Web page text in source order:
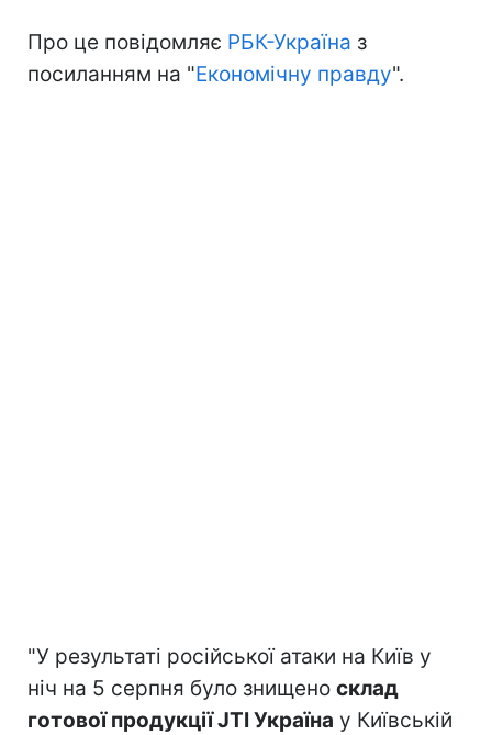
Про це повідомляє РБК-Україна з
посиланням на "Економічну правду".
"У результаті російської атаки на Київ у
ніч на 5 серпня було знищено склад
готової продукції JTI Україна у Київській